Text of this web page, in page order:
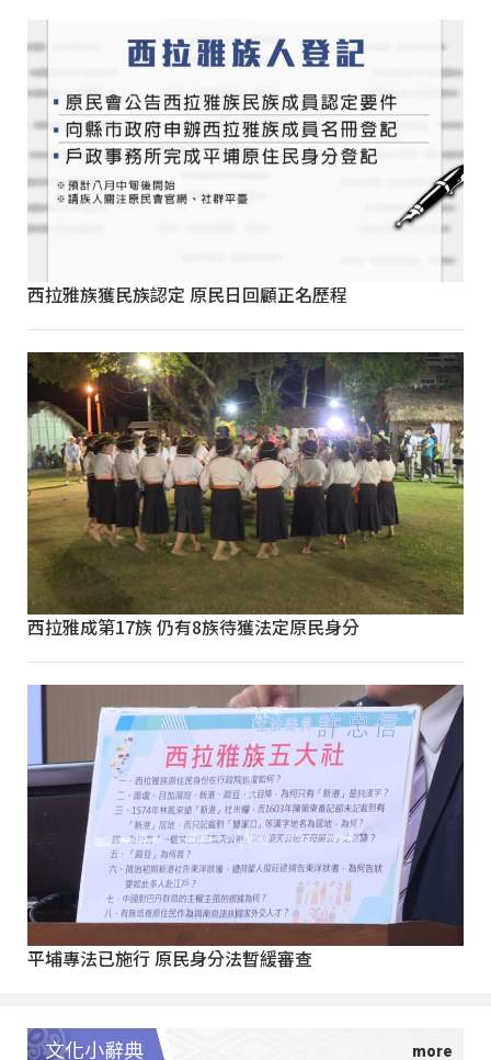
西拉雅族獲民族認定 原民日回顧正名歷程
西拉雅成第17族 仍有8族待獲法定原民身分
平埔專法已施行 原民身分法暫緩審查
文化小辭典